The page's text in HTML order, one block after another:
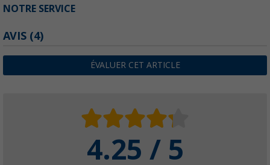
NOTRE SERVICE
AVIS (4)
ÉVALUER CET ARTICLE
4.25 / 5